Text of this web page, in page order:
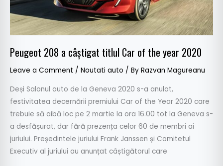
Peugeot 208 a câștigat titlul Car of the year 2020
Leave a Comment / Noutati auto / By Razvan Magureanu
Deși Salonul auto de la Geneva 2020 s-a anulat,
festivitatea decernării premiului Car of the Year 2020 care
trebuie să aibă loc pe 2 martie la ora 16.00 tot la Geneva s-
a desfășurat, dar fără prezența celor 60 de membri ai
juriului. Președintele juriului Frank Janssen și Comitetul
Executiv al juriului au anunțat câștigătorul care
year
2020